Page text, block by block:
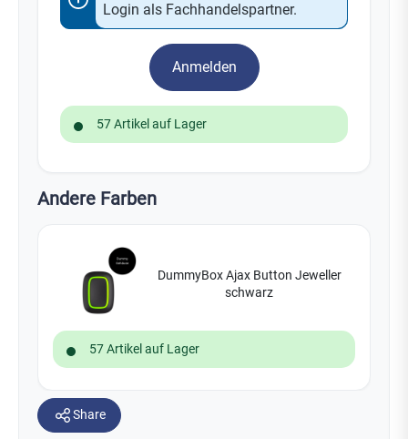
Login als Fachhandelspartner.
Anmelden
57 Artikel auf Lager
Andere Farben
DummyBox Ajax Button Jeweller
schwarz
57 Artikel auf Lager
Share